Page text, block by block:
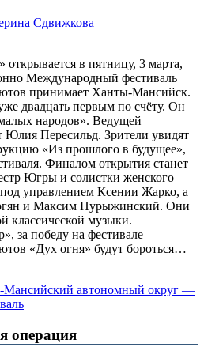
Сдвижкова
в пятницу, 3 марта,
Международный фестиваль
принимает Ханты-Мансийск.
двадцать первым по счёту. Он
народов». Ведущей
Юлия Пересильд. Зрители увидят
«Из прошлого в будущее»,
Финалом открытия станет
Югры и солистки женского
управлением Ксении Жарко, а
и Максим Пурыжинский. Они
классической музыки.
за победу на фестивале
«Дух огня» будут бороться…
Мансийский автономный округ —
операция